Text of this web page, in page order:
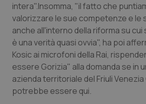
Quotidiano Chirurgia
Quotidiano Oncologia
Quotidiano Pediatria
Rene & patologie urogenitali
intera".Insomma, "il fatto che
valorizzare le sue competenze e le
anche all'interno della riforma su
è una verità quasi ovvia", ha poi
Kosic ai microfoni della Rai,
essere Gorizia" alla domanda se in
azienda territoriale del Friuli Venezia
potrebbe essere qui.